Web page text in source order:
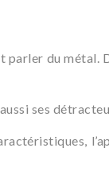
du métal.
ses